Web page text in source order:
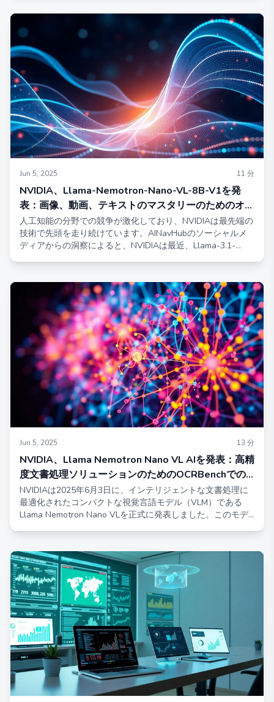
は、防衛および情報部門の独自の要件を満たすように調整さ
れており、標準のClaudeバージョンと比較して、機密資料を
扱うための強化された能力を提供します。
Jun 5, 2025 11 分
NVIDIA、Llama-Nemotron-Nano-VL-8B-V1を発
表：画像、動画、テキストのマスタリーのためのオー
ルインワンAIツール
人工知能の分野での競争が激化しており、NVIDIAは最先端の
技術で先頭を走り続けています。AINavHubのソーシャルメ
ディアからの洞察によると、NVIDIAは最近、Llama-3.1-
トへのモデルです。このモデルは高品質なテキストを生成
し、高度な画像推論能力を備えています。このモデルのリリ
ースは、マルチモーダルAI技術の進展に対するNVIDIAのコミ
ットメントを強調しています。
Jun 5, 2025 13 分
NVIDIA、Llama Nemotron Nano VL AIを発表：高精
度文書処理ソリューションのためのOCRBenchでの
トップパフォーマー
NVIDIAは2025年6月3日に、インテリジェントな文書処理に
最適化されたコンパクトな視覚言語モデル（VLM）である
Llama Nemotron Nano VLを正式に発表しました。このモデ
た能力を示しました。効率的な推論性能と柔軟な展開オプシ
ョンを備えたLlama Nemotron Nano VLは、AI駆動の文書分
析における新たな基準を設定しています。